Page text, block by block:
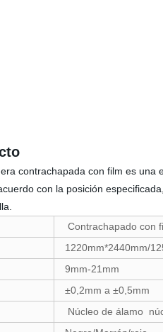
contrachapada con film es
con la posición
Contrachapado con
1220mm*2440mm/
9mm-21mm
±0,2mm a ±0,5mm
Núcleo de álamo